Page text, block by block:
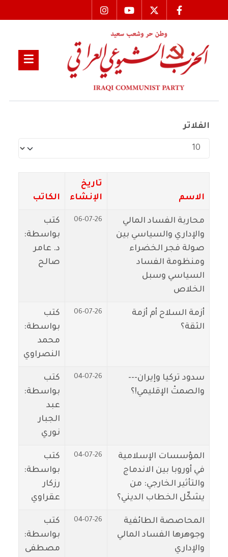
الفلاتر
عدد الإظهارات:
الاسم
تاريخ
الإنشاء
الكاتب
محاربة الفساد المالي
والإداري والسياسي بين
صولة فجر الخضراء
ومنظومة الفساد
السياسي وسبل
الخلاص
06-07-26
كتب
بواسطة:
د. عامر
صالح
أزمة السلاح أم أزمة
الثقة؟
06-07-26
كتب
بواسطة:
محمد
النصراوي
سدود تركيا وإيران---
والصمتْ الإقليمي!؟
04-07-26
كتب
بواسطة:
عبد
الجبار
نوري
المؤسسات الإسلامية
في أوروبا بين الاندماج
والتأثير الخارجي: من
يشكّل الخطاب الديني؟
04-07-26
كتب
بواسطة:
رزكار
عقراوي
المحاصصة الطائفية
وجوهرها الفساد المالي
والإداري
04-07-26
كتب
بواسطة:
مصطفى